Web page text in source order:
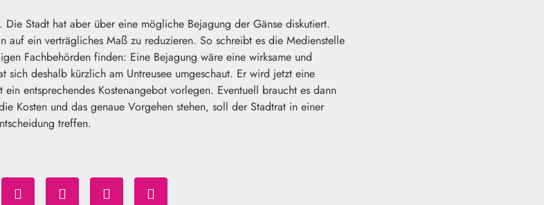
Die Stadt hat aber über eine mögliche Bejagung der Gänse diskutiert.
auf ein verträgliches Maß zu reduzieren. So schreibt es die Medienstelle
Fachbehörden finden: Eine Bejagung wäre eine wirksame und
sich deshalb kürzlich am Untreusee umgeschaut. Er wird jetzt eine
entsprechendes Kostenangebot vorlegen. Eventuell braucht es dann
Kosten und das genaue Vorgehen stehen, soll der Stadtrat in einer
treffen.